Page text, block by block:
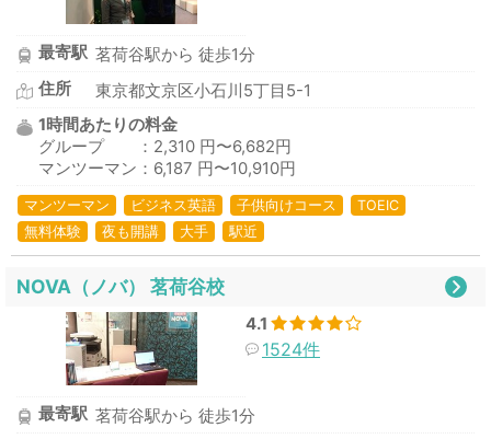
最寄駅 茗荷谷駅から 徒歩1分
住所
東京都文京区小石川5丁目5-1
1時間あたりの料金
グループ ：2,310 円〜6,682円
マンツーマン：6,187 円〜10,910円
マンツーマン ビジネス英語 子供向けコース
TOEIC
無料体験
夜も開講 大手 駅近
NOVA（ノバ） 茗荷谷校
4.1
1524件
最寄駅 茗荷谷駅から 徒歩1分